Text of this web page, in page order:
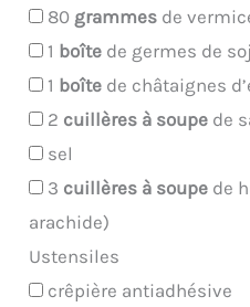
80 grammes de
1 boîte de germes de
1 boîte de châtaignes
2 cuillères à soupe de
sel
3 cuillères à soupe de
arachide)
Ustensiles
crêpière antiadhésive